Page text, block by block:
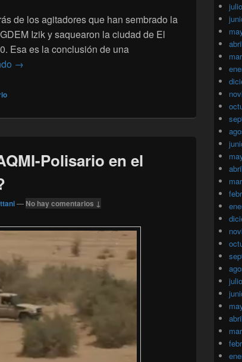
de los agitadores que han sembrado la
Izik y saquearon la ciudad de El
Esa es la conclusión de una
Una manipulacion demostrada de Argelia y del
→
Polisario en el
— No hay comentarios ↓